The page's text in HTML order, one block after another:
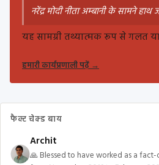
नरेंद्र मोदी नीता अम्बानी के सामने
यह सामग्री तथ्यात्मक रूप से गलत
हमारी कार्यप्रणाली पढ़ें→
फैक्ट चेक्ड बाय
Archit
🙏 Blessed to have worked as a